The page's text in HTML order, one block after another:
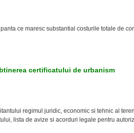
ce maresc substantial costurile totale de
certificatului de urbanism
regimul juridic, economic si tehnic al
lista de avize si acorduri legale pentru